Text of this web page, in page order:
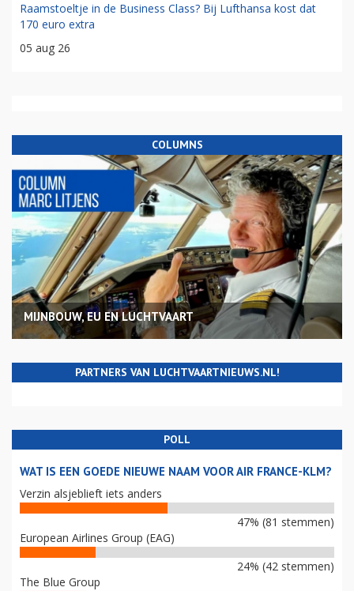
Raamstoeltje in de Business Class? Bij Lufthansa kost dat
170 euro extra
05 aug 26
COLUMNS
MIJNBOUW, EU EN LUCHTVAART
PARTNERS VAN LUCHTVAARTNIEUWS.NL!
POLL
WAT IS EEN GOEDE NIEUWE NAAM VOOR AIR FRANCE-KLM?
Verzin alsjeblieft iets anders
47% (81 stemmen)
European Airlines Group (EAG)
24% (42 stemmen)
The Blue Group